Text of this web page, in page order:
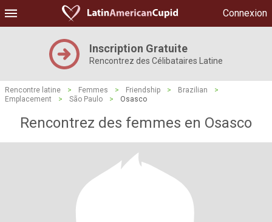
Connexion
Inscription Gratuite
Rencontrez des Célibataires Latine
Rencontre latine > Femmes > Friendship > Brazilian
>
Emplacement
> São Paulo > Osasco
Rencontrez des femmes en Osasco